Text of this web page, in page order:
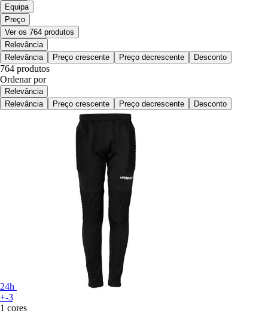
Equipa
Preço
Ver os 764 produtos
Relevância
Relevância
Preço crescente Preço decrescente Desconto
764 produtos
Ordenar por
Relevância
Relevância
Preço crescente Preço decrescente Desconto
24h
+-3
1 cores